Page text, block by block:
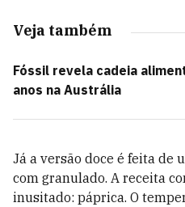
Veja também
Fóssil revela cadeia
anos na Austrália
Já a versão doce é feita de
com granulado. A receita
inusitado: páprica. O